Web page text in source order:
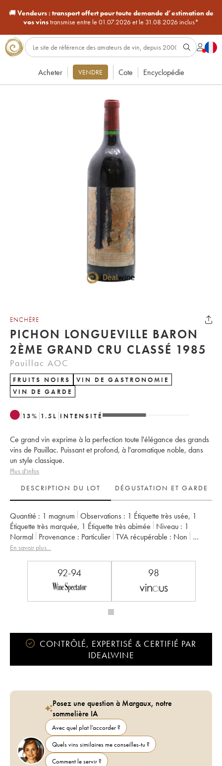
🚚Vendeurs : transport offert pour toute demande d’estimation de
vos vinstransmise entre le 01.07.2026 et le 31.08.2026 inclus*
Acheter VENDRE Cote Encyclopédie
ENCHÈRE
PICHON LONGUEVILLE BARON
2ÈME GRAND CRU CLASSÉ 1985
Pauillac AOC
FRUITS NOIRS
VIN DE GASTRONOMIE
VIN DE GARDE
13% 1.5 L INTENSITÉ
Ce grand vin exprime à la perfection toute l'élégance des grands
vins de Pauillac. Puissant et profond, à l'aromatique noble, dans
un style classique.
Plus d'infos
DESCRIPTION DU LOT
DÉGUSTATION ET GARDE
Quantité : 1 magnum Observations : 1 Étiquette très usée, 1
Étiquette très marquée, 1 Étiquette très abimée Niveau : 1
Normal
Provenance : particulier TVA récupérable :
non
Région :
Bordeaux
Château Pichon Baron
En savoir plus...
92-94 98
CONTRÔLÉ, EXPERTISÉ & CERTIFIÉ PAR
IDEALWINE
Posez une question à Margaux, notre
sommelière IA
Avec quel plat l'accorder ?
Quels vins similaires me conseilles-tu ?
Comment le servir ?